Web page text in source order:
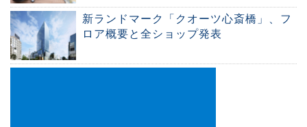
新ランドマーク「クオーツ心斎橋」、フ
ロア概要と全ショップ発表